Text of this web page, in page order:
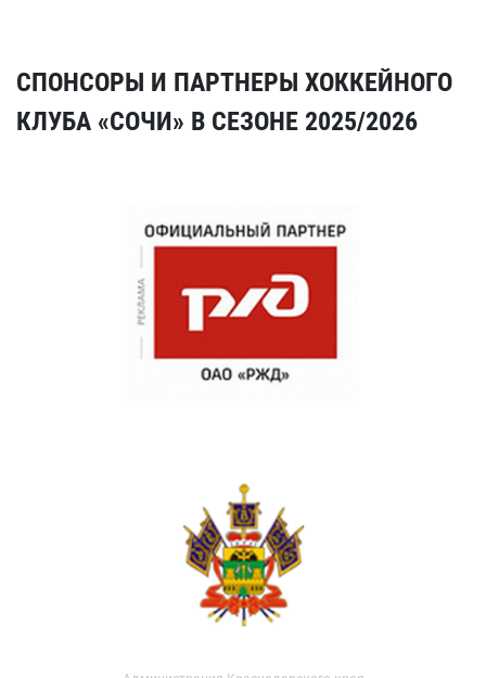
СПОНСОРЫ И ПАРТНЕРЫ ХОККЕЙНОГО
КЛУБА «СОЧИ» В СЕЗОНЕ 2025/2026